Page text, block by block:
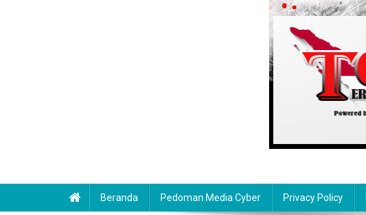
Beranda Pedoman Media Cyber Privacy Policy